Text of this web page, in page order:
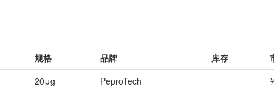
规格 品牌 库存
20μg PeproTech